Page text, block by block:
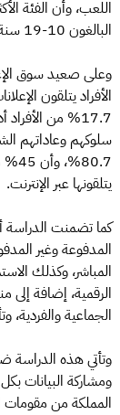
البالغون 10-19 سنة.
الأفراد يتلقون
17.7% من
سلوكهم وعاداتهم
يتلقونها عبر الإنترنت.
كما تضمنت الدراسة
المدفوعة وغير
المباشر، وكذلك
الرقمية، إضافة إلى
الجماعية والفردية،
وتأتي هذه الدراسة
ومشاركة البيانات
المملكة من مقومات